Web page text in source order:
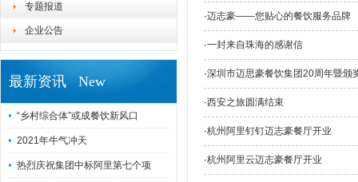
专题报道
企业公告
最新资讯 New
“乡村综合体”或成餐饮新风口
2021年牛气冲天
热烈庆祝集团中标阿里第七个项
·迈志豪——您贴心的餐饮服务品牌
·一封来自珠海的感谢信
·深圳市迈思豪餐饮集团20周年暨颁
·西安之旅圆满结束
·杭州阿里钉钉迈志豪餐厅开业
·杭州阿里云迈志豪餐厅开业